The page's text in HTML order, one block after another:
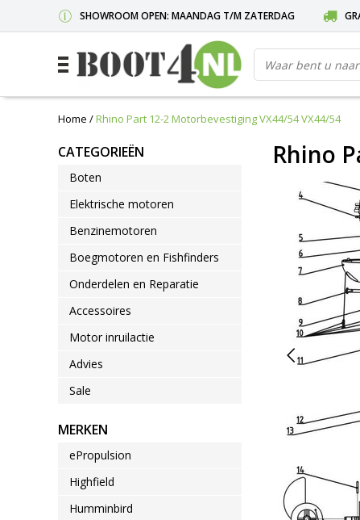
SHOWROOM OPEN: MAANDAG T/M ZATERDAG
Home /Rhino Part 12-2 Motorbevestiging VX44/54 VX44/54
CATEGORIEËN
Boten
Elektrische motoren
Benzinemotoren
Boegmotoren en Fishfinders
Onderdelen en Reparatie
Accessoires
Motor inruilactie
Advies
Sale
MERKEN
ePropulsion
Highfield
Humminbird
Rhino